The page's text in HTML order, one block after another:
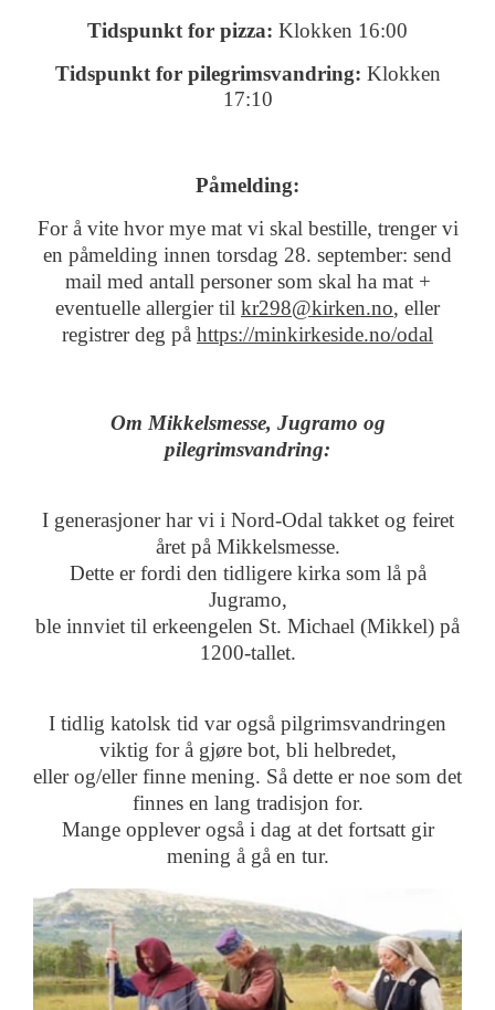
Tidspunkt for pizza: Klokken 16:00
Tidspunkt for pilegrimsvandring: Klokken
17:10
Påmelding:
For å vite hvor mye mat vi skal bestille, trenger vi
en påmelding innen torsdag 28. september: send
mail med antall personer som skal ha mat +
eventuelle allergier til kr298@kirken.no, eller
registrer deg på https://minkirkeside.no/odal
Om Mikkelsmesse, Jugramo og
pilegrimsvandring:
I generasjoner har vi i Nord-Odal takket og feiret
året på Mikkelsmesse.
Dette er fordi den tidligere kirka som lå på
Jugramo,
ble innviet til erkeengelen St. Michael (Mikkel) på
1200-tallet.
I tidlig katolsk tid var også pilgrimsvandringen
viktig for å gjøre bot, bli helbredet,
eller og/eller finne mening. Så dette er noe som det
finnes en lang tradisjon for.
Mange opplever også i dag at det fortsatt gir
mening å gå en tur.